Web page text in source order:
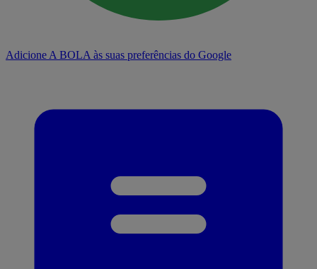
Adicione A BOLA às suas preferências do Google